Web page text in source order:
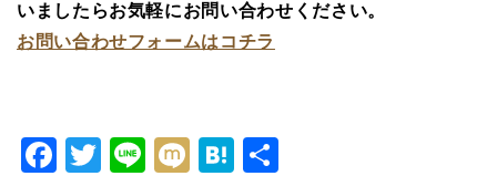
いましたらお気軽にお問い合わせください。
お問い合わせフォームはコチラ
Facebook
Twitter
LineMixiHatena